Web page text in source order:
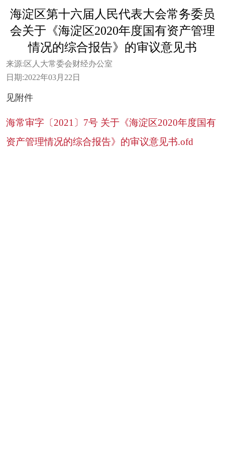
海淀区第十六届人民代表大会常务委员
会关于《海淀区2020年度国有资产管理
情况的综合报告》的审议意见书
来源:区人大常委会财经办公室
日期:2022年03月22日
见附件
海常审字〔2021〕7号 关于《海淀区2020年度国有
资产管理情况的综合报告》的审议意见书.ofd